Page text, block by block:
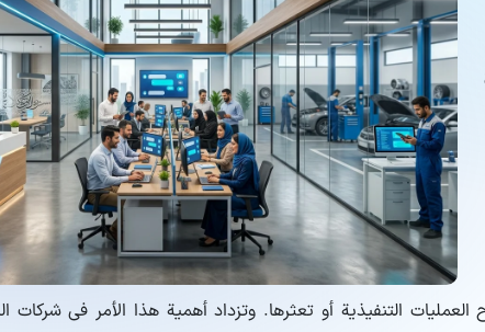
التنفيذية أو تعثرها. وتزداد أهمية هذا الأمر في شركات